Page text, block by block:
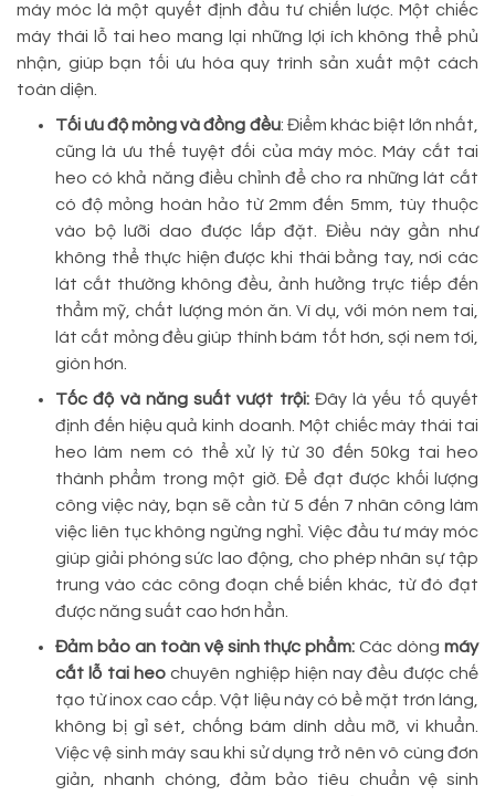
máy móc là một quyết định đầu tư chiến lược. Một chiếc
máy thái lỗ tai heo mang lại những lợi ích không thể phủ
nhận, giúp bạn tối ưu hóa quy trình sản xuất một cách
toàn diện.
Tối ưu độ mỏng và đồng đều: Điểm khác biệt lớn nhất,
cũng là ưu thế tuyệt đối của máy móc. Máy cắt tai
heo có khả năng điều chỉnh để cho ra những lát cắt
có độ mỏng hoàn hảo từ 2mm đến 5mm, tùy thuộc
vào bộ lưỡi dao được lắp đặt. Điều này gần như
không thể thực hiện được khi thái bằng tay, nơi các
lát cắt thường không đều, ảnh hưởng trực tiếp đến
thẩm mỹ, chất lượng món ăn. Ví dụ, với món nem tai,
lát cắt mỏng đều giúp thính bám tốt hơn, sợi nem tơi,
giòn hơn.
Tốc độ và năng suất vượt trội: Đây là yếu tố quyết
định đến hiệu quả kinh doanh. Một chiếc máy thái tai
heo làm nem có thể xử lý từ 30 đến 50kg tai heo
thành phẩm trong một giờ. Để đạt được khối lượng
công việc này, bạn sẽ cần từ 5 đến 7 nhân công làm
việc liên tục không ngừng nghỉ. Việc đầu tư máy móc
giúp giải phóng sức lao động, cho phép nhân sự tập
trung vào các công đoạn chế biến khác, từ đó đạt
được năng suất cao hơn hẳn.
Đảm bảo an toàn vệ sinh thực phẩm:Các dòngmáy
cắt lỗ tai heochuyên nghiệp hiện nay đều được chế
tạo từ inox cao cấp. Vật liệu này có bề mặt trơn láng,
không bị gỉ sét, chống bám dính dầu mỡ, vi khuẩn.
Việc vệ sinh máy sau khi sử dụng trở nên vô cùng đơn
giản, nhanh chóng, đảm bảo tiêu chuẩn vệ sinh